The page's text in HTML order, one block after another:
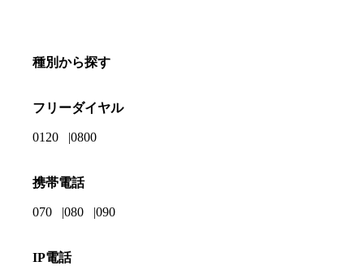
種別から探す
フリーダイヤル
0120 0800
携帯電話
070 080 090
IP電話